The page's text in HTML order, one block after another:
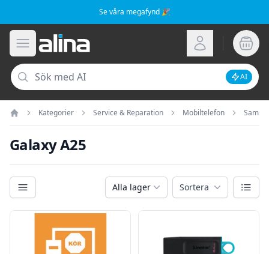
Se våra megafynd 🎉
Öppna meny
Alina.se Logga in
Sök
AI
Hem
Kategorier Service & Reparation Mobiltelefon
Galaxy A25
Kategorier Alla lager Sortera Växla
Filter
Produkter